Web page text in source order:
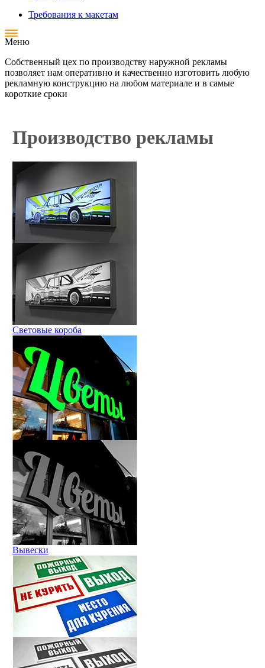
Требования к макетам
Меню
Собственный цех по производству наружной рекламы
позволяет нам оперативно и качественно изготовить любую
рекламную конструкцию на любом материале и в самые
короткие сроки
Производство рекламы
Световые короба
Вывески